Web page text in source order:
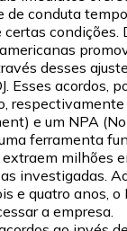
de conduta
condições.
desses
Esses acordos,
e um NPA
ferramenta
milhões
investigadas.
e quatro anos, o
a empresa.